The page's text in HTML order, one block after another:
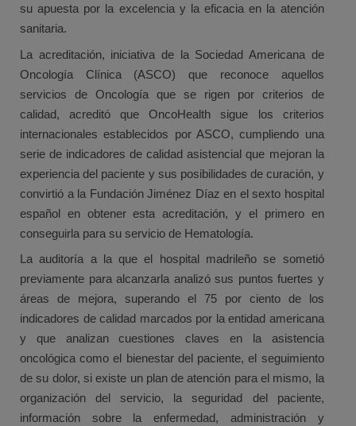
su apuesta por la excelencia y la eficacia en la atención
sanitaria.
La acreditación, iniciativa de la Sociedad Americana de
Oncología Clínica (ASCO) que reconoce aquellos
servicios de Oncología que se rigen por criterios de
calidad, acreditó que OncoHealth sigue los criterios
internacionales establecidos por ASCO, cumpliendo una
serie de indicadores de calidad asistencial que mejoran la
experiencia del paciente y sus posibilidades de curación, y
convirtió a la Fundación Jiménez Díaz en el sexto hospital
español en obtener esta acreditación, y el primero en
conseguirla para su servicio de Hematología.
La auditoría a la que el hospital madrileño se sometió
previamente para alcanzarla analizó sus puntos fuertes y
áreas de mejora, superando el 75 por ciento de los
indicadores de calidad marcados por la entidad americana
y que analizan cuestiones claves en la asistencia
oncológica como el bienestar del paciente, el seguimiento
de su dolor, si existe un plan de atención para el mismo, la
organización del servicio, la seguridad del paciente,
información sobre la enfermedad, administración y